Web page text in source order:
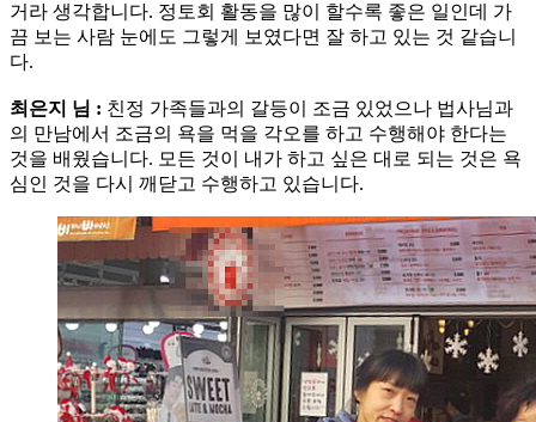
거라 생각합니다. 정토회 활동을 많이 할수록 좋은 일인데 가
끔 보는 사람 눈에도 그렇게 보였다면 잘 하고 있는 것 같습니
다.
최은지 님 : 친정 가족들과의 갈등이 조금 있었으나 법사님과
의 만남에서 조금의 욕을 먹을 각오를 하고 수행해야 한다는
것을 배웠습니다. 모든 것이 내가 하고 싶은 대로 되는 것은 욕
심인 것을 다시 깨닫고 수행하고 있습니다.